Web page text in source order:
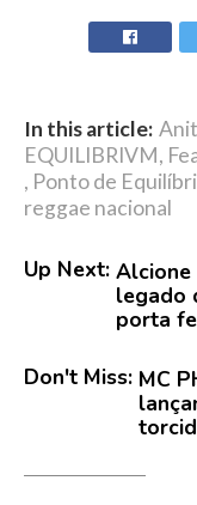
In this article:
EQUILIBRIVM,
, Ponto de
reggae nacional
Up Next: Alcione
legado
porta
Don't Miss: MC